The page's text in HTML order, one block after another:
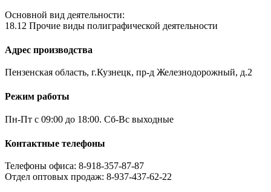
Основной вид деятельности:
18.12 Прочие виды полиграфической деятельности
Адрес производства
Пензенская область, г.Кузнецк, пр-д Железнодорожный, д.2
Режим работы
Пн-Пт с 09:00 до 18:00. Сб-Вс выходные
Контактные телефоны
Телефоны офиса: 8-918-357-87-87
Отдел оптовых продаж: 8-937-437-62-22